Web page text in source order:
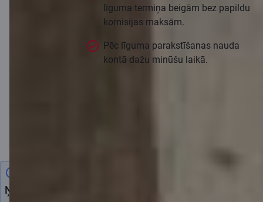
līguma termiņa beigām bez papildu
komisijas maksām.
Pēc līguma parakstīšanas nauda
kontā dažu minūšu laikā.
Ņem vērā!